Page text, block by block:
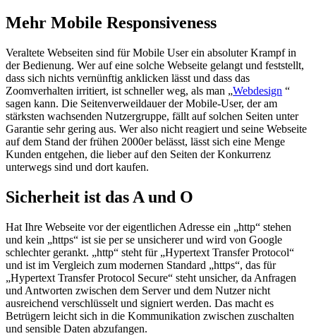
Mehr Mobile Responsiveness
Veraltete Webseiten sind für Mobile User ein absoluter Krampf in
der Bedienung. Wer auf eine solche Webseite gelangt und feststellt,
dass sich nichts vernünftig anklicken lässt und dass das
Zoomverhalten irritiert, ist schneller weg, als man „Webdesign “
sagen kann. Die Seitenverweildauer der Mobile-User, der am
stärksten wachsenden Nutzergruppe, fällt auf solchen Seiten unter
Garantie sehr gering aus. Wer also nicht reagiert und seine Webseite
auf dem Stand der frühen 2000er belässt, lässt sich eine Menge
Kunden entgehen, die lieber auf den Seiten der Konkurrenz
unterwegs sind und dort kaufen.
Sicherheit ist das A und O
Hat Ihre Webseite vor der eigentlichen Adresse ein „http“ stehen
und kein „https“ ist sie per se unsicherer und wird von Google
schlechter gerankt. „http“ steht für „Hypertext Transfer Protocol“
und ist im Vergleich zum modernen Standard „https“, das für
„Hypertext Transfer Protocol Secure“ steht unsicher, da Anfragen
und Antworten zwischen dem Server und dem Nutzer nicht
ausreichend verschlüsselt und signiert werden. Das macht es
Betrügern leicht sich in die Kommunikation zwischen zuschalten
und sensible Daten abzufangen.